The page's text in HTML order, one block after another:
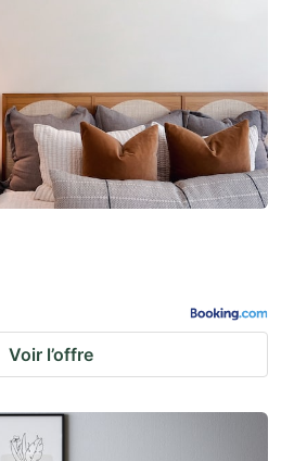
Voir l’offre